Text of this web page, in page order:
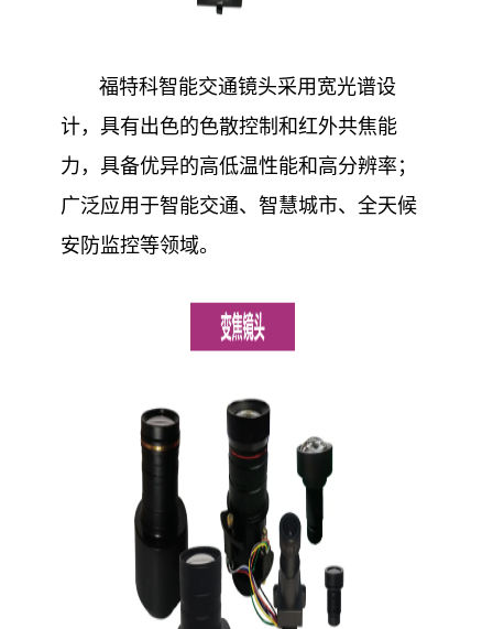
福特科智能交通镜头采用宽光谱设
计，具有出色的色散控制和红外共焦能
力，具备优异的高低温性能和高分辨率；
广泛应用于智能交通、智慧城市、全天候
安防监控等领域。